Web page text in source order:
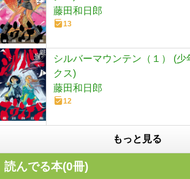
藤田和日郎
13
シルバーマウンテン（１） (少
クス)
藤田和日郎
12
もっと見る
読んでる本(0冊)